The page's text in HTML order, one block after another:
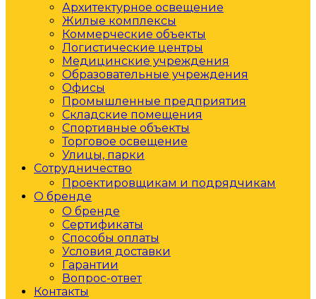
Архитектурное освещение
Жилые комплексы
Коммерческие объекты
Логистические центры
Медицинские учреждения
Образовательные учреждения
Офисы
Промышленные предприятия
Складские помещения
Спортивные объекты
Торговое освещение
Улицы, парки
Сотрудничество
Проектировщикам и подрядчикам
О бренде
О бренде
Сертификаты
Способы оплаты
Условия доставки
Гарантии
Вопрос-ответ
Контакты